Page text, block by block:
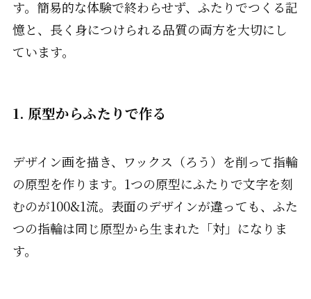
す。簡易的な体験で終わらせず、ふたりでつくる記
憶と、長く身につけられる品質の両方を大切にし
ています。
1. 原型からふたりで作る
デザイン画を描き、ワックス（ろう）を削って指輪
の原型を作ります。1つの原型にふたりで文字を刻
むのが100&1流。表面のデザインが違っても、ふた
つの指輪は同じ原型から生まれた「対」になりま
す。